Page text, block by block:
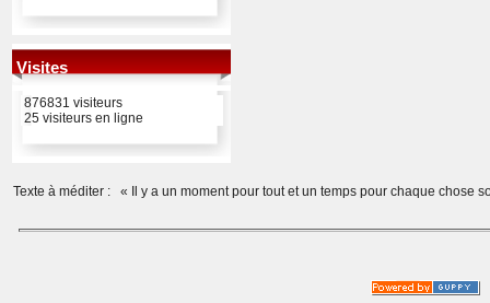
Visites
876831 visiteurs
25 visiteurs en ligne
Texte à méditer : « Il y a un moment pour tout et un temps pour chaque chose